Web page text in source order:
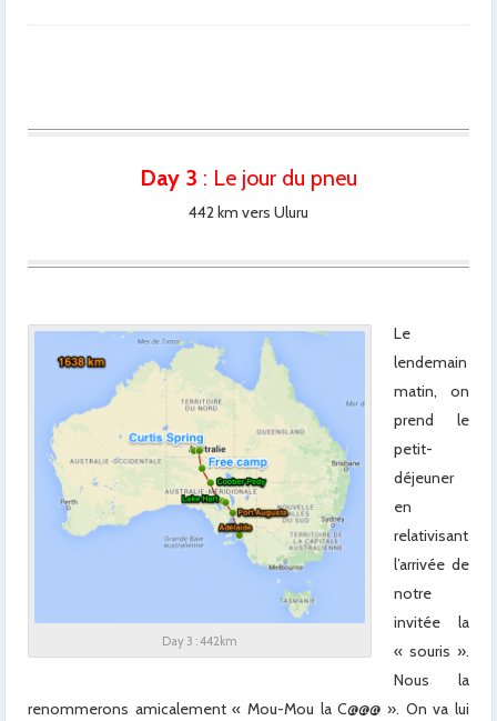
Day 3 : Le jour du pneu
442 km vers Uluru
Day 3 : 442km
Le
lendemain
matin, on
prend le
petit-
déjeuner
en
relativisant
l’arrivée de
notre
invitée la
« souris ».
Nous la
renommerons amicalement « Mou-Mou la C@@@ ». On va lui